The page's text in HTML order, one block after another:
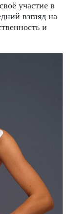
участие в
взгляд на
и